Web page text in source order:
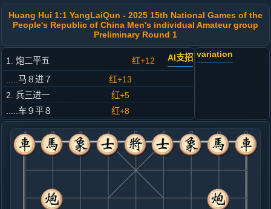
Huang Hui 1:1 YangLaiQun - 2025 15th National Games of the
People's Republic of China Men's individual Amateur group
Preliminary Round 1
1. 炮二平五 红+12 AI支招
.....马８进７
红+13
2. 兵三进一
红+5
.....车９平８
红+8
3. 马二进三
红+9
.....砲８平９
红+12
4. 马八进七
红+7
.....卒３进１
红+6
5. 炮八平九
红+3
.....马２进３
variation